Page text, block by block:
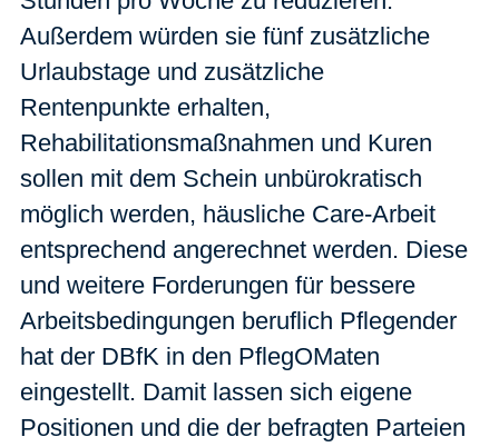
Außerdem würden sie fünf zusätzliche
Urlaubstage und zusätzliche
Rentenpunkte erhalten,
Rehabilitationsmaßnahmen und Kuren
sollen mit dem Schein unbürokratisch
möglich werden, häusliche Care-Arbeit
entsprechend angerechnet werden. Diese
und weitere Forderungen für bessere
Arbeitsbedingungen beruflich Pflegender
hat der DBfK in den PflegOMaten
eingestellt. Damit lassen sich eigene
Positionen und die der befragten Parteien